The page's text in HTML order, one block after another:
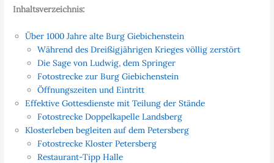
Inhaltsverzeichnis:
Über 1000 Jahre alte Burg Giebichenstein
Während des Dreißigjährigen Krieges völlig zerstört
Die Sage von Ludwig, dem Springer
Fotostrecke zur Burg Giebichenstein
Öffnungszeiten und Eintritt
Effektive Gottesdienste mit Teilung der Stände
Fotostrecke Doppelkapelle Landsberg
Klosterleben begleiten auf dem Petersberg
Fotostrecke Kloster Petersberg
Restaurant-Tipp Halle